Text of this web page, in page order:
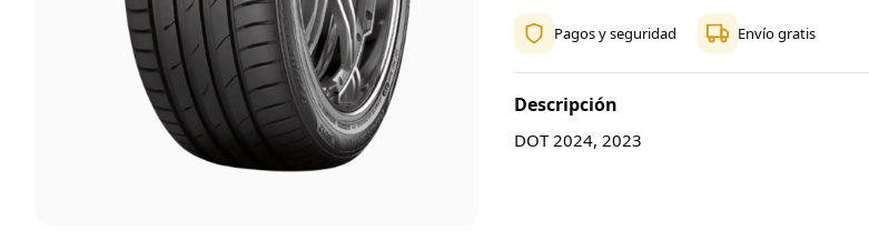
Pagos y seguridad Envío gratis
Descripción
DOT 2024, 2023